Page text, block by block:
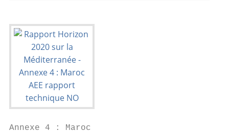
Annexe 4 : Maroc